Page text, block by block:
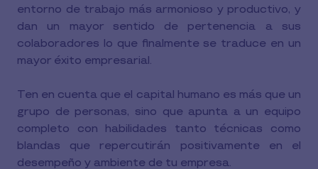
entorno de trabajo más armonioso y productivo, y
dan un mayor sentido de pertenencia a sus
colaboradores lo que finalmente se traduce en un
mayor éxito empresarial.
Ten en cuenta que el capital humano es más que un
grupo de personas, sino que apunta a un equipo
completo con habilidades tanto técnicas como
blandas que repercutirán positivamente en el
desempeño y ambiente de tu empresa.